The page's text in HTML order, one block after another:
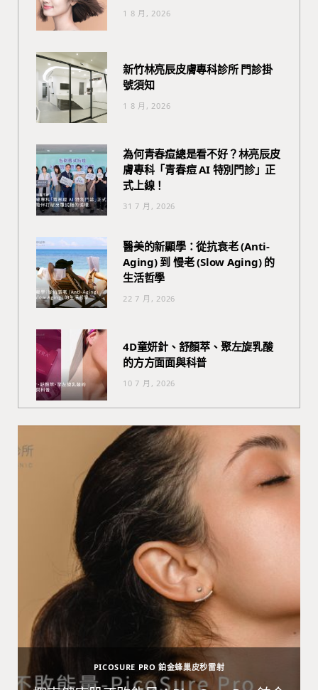
1 8 月, 2026
新竹林亮辰皮膚專科診所 門診掛
號須知
1 8 月, 2026
為何青春痘總是看不好？林亮辰皮
膚專科「青春痘 AI 特別門診」正
式上線！
31 7 月, 2026
醫美的新顯學：從抗衰老 (Anti-
Aging) 到 慢老 (Slow Aging) 的
生活哲學
22 7 月, 2026
4D童妍針、舒顏萃、聚左旋乳酸
的方方面面與科普
10 7 月, 2026
PICOSURE PRO 鉑金蜂巢皮秒雷射